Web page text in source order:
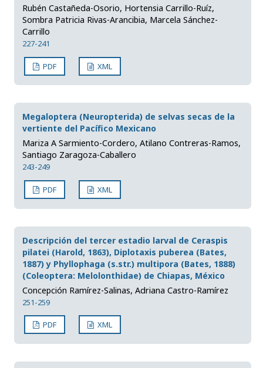
Rubén Castañeda-Osorio, Hortensia Carrillo-Ruíz,
Sombra Patricia Rivas-Arancibia, Marcela Sánchez-
Carrillo
227-241
PDF XML
Megaloptera (Neuropterida) de selvas secas de la
vertiente del Pacífico Mexicano
Mariza A Sarmiento-Cordero, Atilano Contreras-Ramos,
Santiago Zaragoza-Caballero
243-249
PDF XML
Descripción del tercer estadio larval de Ceraspis
pilatei (Harold, 1863), Diplotaxis puberea (Bates,
1887) y Phyllophaga (s.str.) multipora (Bates, 1888)
(Coleoptera: Melolonthidae) de Chiapas, México
Concepción Ramírez-Salinas, Adriana Castro-Ramírez
251-259
PDF XML